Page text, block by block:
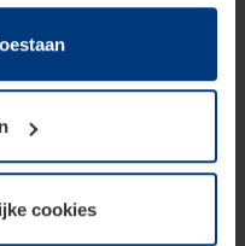
cookies op uw
is. Voor alle andere
benodigd. Uw
bij de uitleg van de
cookies